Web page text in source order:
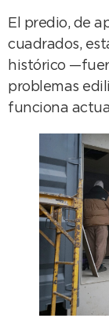
El predio, de
cuadrados,
histórico
problemas
funciona